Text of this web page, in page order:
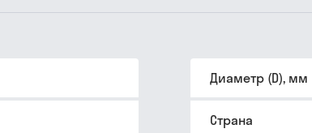
Диаметр (D), мм
Страна